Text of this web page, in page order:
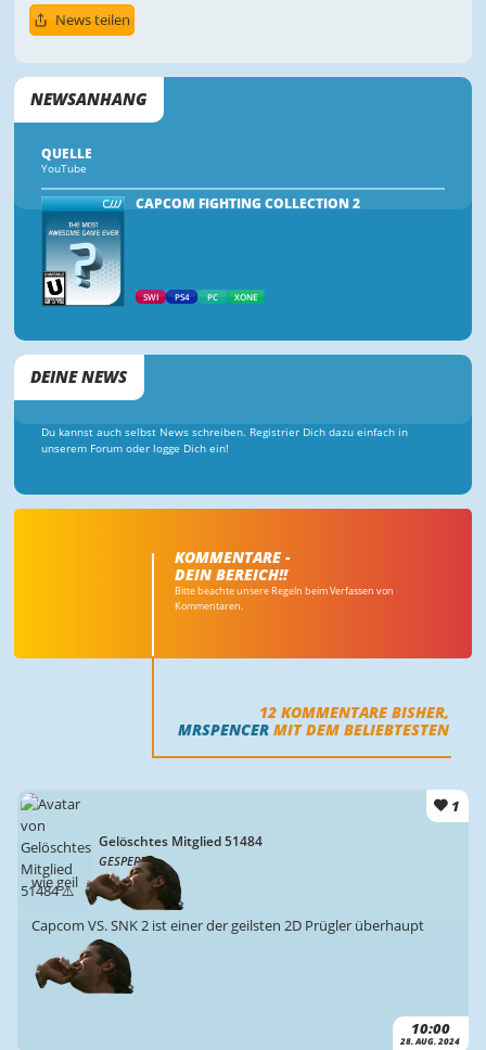
News teilen
NEWSANHANG
QUELLE
YouTube
CAPCOM FIGHTING COLLECTION 2
SWI PS4 PC XONE
DEINE NEWS
Du kannst auch selbst News schreiben. Registrier Dich dazu einfach in
unserem Forum oder logge Dich ein!
KOMMENTARE -
DEIN BEREICH!!
Bitte beachte unsere Regeln beim Verfassen von
Kommentaren.
12 KOMMENTARE BISHER,
MRSPENCER MIT DEM BELIEBTESTEN
Gelöschtes Mitglied 51484
GESPERRT
1
10:00
28. AUG. 2024
wie geil
Capcom VS. SNK 2 ist einer der geilsten 2D Prügler überhaupt